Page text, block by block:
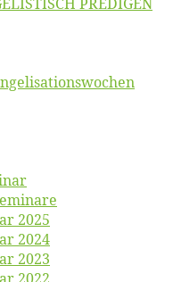
2025
2024
2023